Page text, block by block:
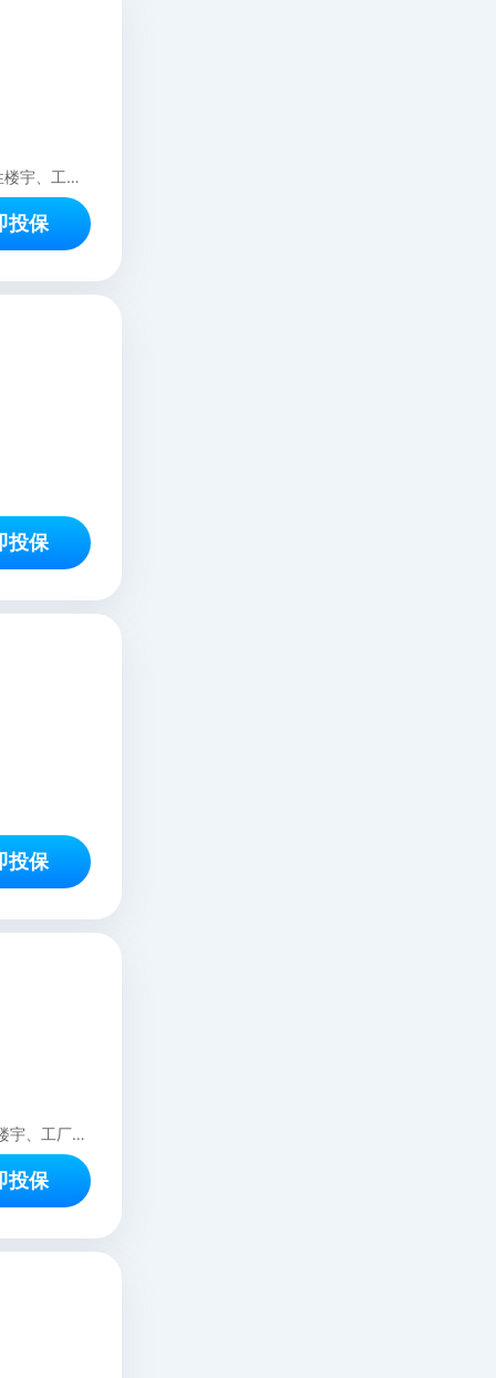
本方案仅适用于室内经营性质的商铺、办公场所等；本方案不适用于承保整体综合性楼宇、工厂、停车场、游泳馆、浴池、住宿酒店、仓库、室外场所等，如有需求敬请咨询客服。
投保
投保
投保
本方案仅适用于室内经营性质的商铺、办公场所等 本方案不适用于承保整体综合性楼宇、工厂、停车场、游泳馆、浴池、住宿酒店、仓库、室外场所等
投保